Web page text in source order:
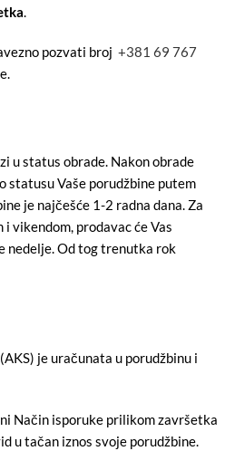
.
pozvati broj +381 69 767
u status obrade. Nakon obrade
statusu Vaše porudžbine putem
je najčešće 1-2 radna dana. Za
vikendom, prodavac će Vas
nedelje. Od tog trenutka rok
je uračunata u porudžbinu i
Način isporuke prilikom završetka
u tačan iznos svoje porudžbine.